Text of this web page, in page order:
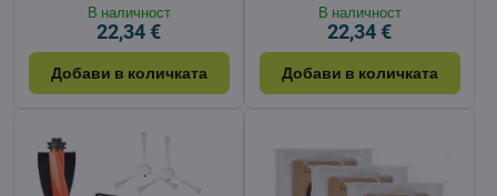
В наличност
22,34 €
Добави в количката
В наличност
22,34 €
Добави в количката